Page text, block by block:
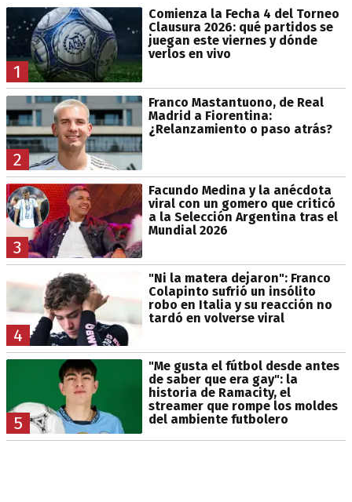
1
Comienza la Fecha 4 del Torneo
Clausura 2026: qué partidos se
juegan este viernes y dónde
verlos en vivo
2
Franco Mastantuono, de Real
Madrid a Fiorentina:
¿Relanzamiento o paso atrás?
3
Facundo Medina y la anécdota
viral con un gomero que criticó
a la Selección Argentina tras el
Mundial 2026
4
"Ni la matera dejaron": Franco
Colapinto sufrió un insólito
robo en Italia y su reacción no
tardó en volverse viral
5
"Me gusta el fútbol desde antes
de saber que era gay": la
historia de Ramacity, el
streamer que rompe los moldes
del ambiente futbolero